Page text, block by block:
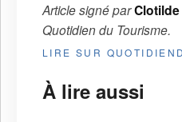
Article signé par
Quotidien du Tourisme.
LIRE SUR
À lire aussi